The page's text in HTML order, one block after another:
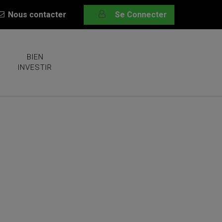
Nous contacter Se Connecter
BIEN
INVESTIR